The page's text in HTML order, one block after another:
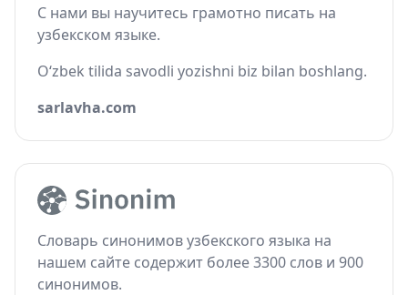
С нами вы научитесь грамотно писать на
узбекском языке.
O‘zbek tilida savodli yozishni biz bilan boshlang.
sarlavha.com
Словарь синонимов узбекского языка на
нашем сайте содержит более 3300 слов и 900
синонимов.